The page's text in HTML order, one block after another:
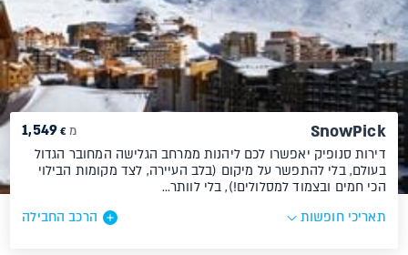
SnowPick מ 1,549 €
דירות סנופיק יאפשרו לכם ליהנות ממרחב הגלישה המחובר הגדול
בעולם, בלי להתפשר על מיקום (בלב העיירה, לצד מקומות הבילוי
הכי חמים ובצמוד למסלולים!), בלי לוותר…
תאריכי חופשות
הרכב החבילה